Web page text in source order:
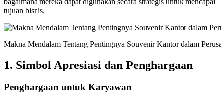
bagaimana mereka dapat digunakan secara strategis untuk mencapai
tujuan bisnis.
Makna Mendalam Tentang Pentingnya Souvenir Kantor dalam
1. Simbol Apresiasi dan Penghargaan
Penghargaan untuk Karyawan